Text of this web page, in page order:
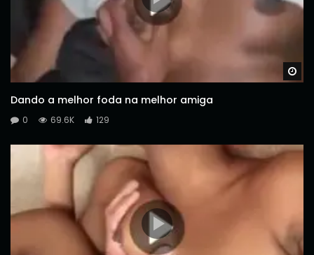
Dando a melhor foda na melhor amiga
0 69.6K 129